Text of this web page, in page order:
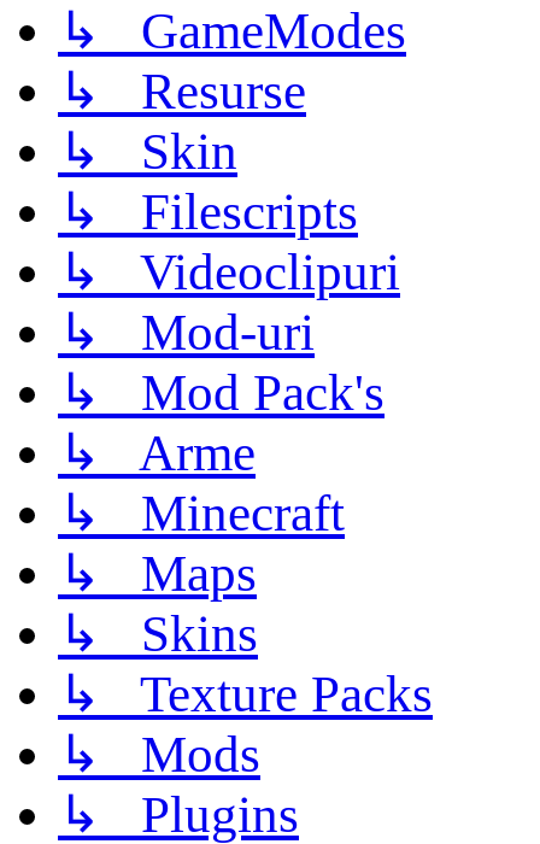
↳ GameModes
↳ Resurse
↳ Skin
↳ Filescripts
↳ Videoclipuri
↳ Mod-uri
↳ Mod Pack's
↳ Arme
↳ Minecraft
↳ Maps
↳ Skins
↳ Texture Packs
↳ Mods
↳ Plugins